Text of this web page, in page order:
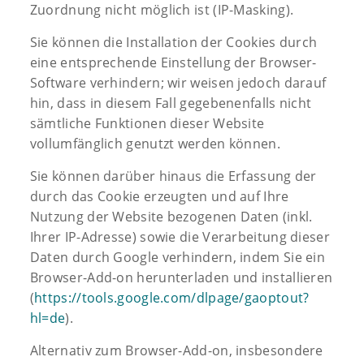
Zuordnung nicht möglich ist (IP-Masking).
Sie können die Installation der Cookies durch
eine entsprechende Einstellung der Browser-
Software verhindern; wir weisen jedoch darauf
hin, dass in diesem Fall gegebenenfalls nicht
sämtliche Funktionen dieser Website
vollumfänglich genutzt werden können.
Sie können darüber hinaus die Erfassung der
durch das Cookie erzeugten und auf Ihre
Nutzung der Website bezogenen Daten (inkl.
Ihrer IP-Adresse) sowie die Verarbeitung dieser
Daten durch Google verhindern, indem Sie ein
Browser-Add-on herunterladen und installieren
(https://tools.google.com/dlpage/gaoptout?
hl=de).
Alternativ zum Browser-Add-on, insbesondere